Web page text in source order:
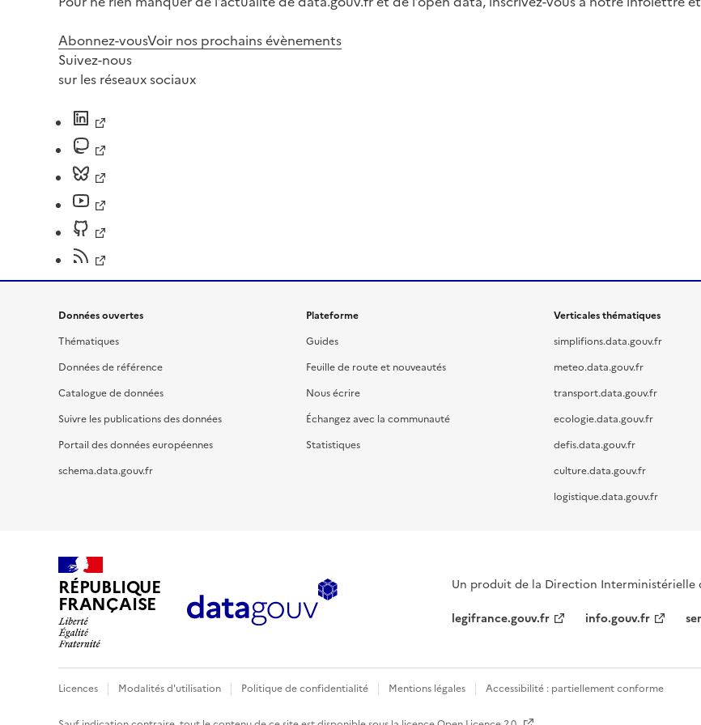
Abonnez-vousVoir nos prochains évènements
Suivez-nous
sur les réseaux sociaux
Données ouvertes
Thématiques
Données de référence
Catalogue de données
Suivre les publications des données
Portail des données européennes
schema.data.gouv.fr
Plateforme
Guides
Feuille de route et nouveautés
Nous écrire
Échangez avec la communauté
Statistiques
Verticales thématiques
simplifions.data.gouv.fr
meteo.data.gouv.fr
transport.data.gouv.fr
ecologie.data.gouv.fr
defis.data.gouv.fr
culture.data.gouv.fr
logistique.data.gouv.fr
RÉPUBLIQUE
FRANÇAISE
Un produit de la Direction Interministérielle
legifrance.gouv.fr
info.gouv.fr
Licences Modalités d'utilisation Politique de confidentialité Mentions légales Accessibilité : partiellement conforme